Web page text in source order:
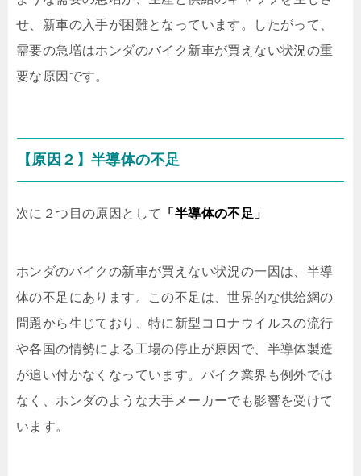
せ、新車の入手が困難となっています。したがって、
需要の急増はホンダのバイク新車が買えない状況の重
要な原因です。
【原因２】半導体の不足
次に２つ目の原因として 「半導体の不足」
ホンダのバイクの新車が買えない状況の一因は、半導
体の不足にあります。この不足は、世界的な供給網の
問題から生じており、特に新型コロナウイルスの流行
や各国の情勢による工場の停止が原因で、半導体製造
が追い付かなくなっています。バイク業界も例外では
なく、ホンダのような大手メーカーでも影響を受けて
います。